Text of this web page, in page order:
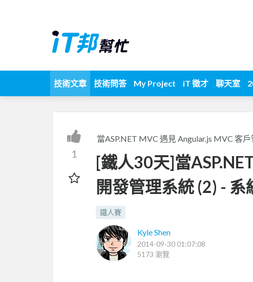
技術文章 技術問答 My Project iT 徵才 聊天室
1
當ASP.NET MVC 遇見 Angular.js MVC 客
[鐵人30天]當
開發管理系統 (2) -
鐵人賽
Kyle Shen
2014-09-30 01:07:08
5173 瀏覽